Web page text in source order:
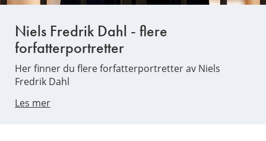
Niels Fredrik Dahl - flere
forfatterportretter
Her finner du flere forfatterportretter av Niels
Fredrik Dahl
Les mer